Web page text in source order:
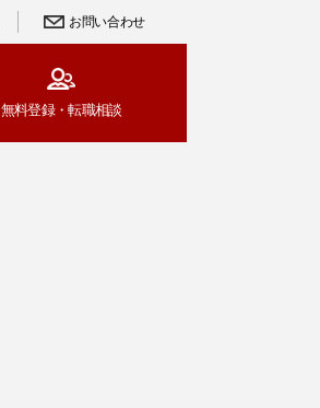
お問い合わせ
無料登録・転職相談